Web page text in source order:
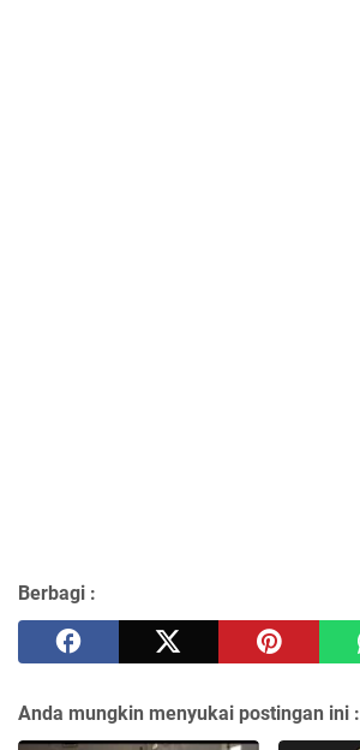
Berbagi :
Anda mungkin menyukai postingan ini :